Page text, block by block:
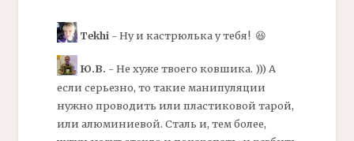
Tekhi- Ну и кастрюлька у тебя! 😆
Ю.В. - Не хуже твоего ковшика. ))) А
если серьезно, то такие манипуляции
нужно проводить или пластиковой тарой,
или алюминиевой. Сталь и, тем более,